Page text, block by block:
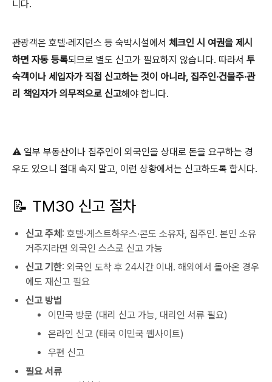
니다.
관광객은 호텔·레지던스 등 숙박시설에서 체크인 시 여권을 제시
하면 자동 등록되므로 별도 신고가 필요하지 않습니다. 따라서 투
숙객이나 세입자가 직접 신고하는 것이 아니라, 집주인·건물주·관
리 책임자가 의무적으로 신고해야 합니다.
⚠️ 일부 부동산이나 집주인이 외국인을 상대로 돈을 요구하는 경
우도 있으니 절대 속지 말고, 이런 상황에서는 신고하도록 합시다.
📝 TM30 신고 절차
신고 주체 : 호텔·게스트하우스·콘도 소유자, 집주인. 본인 소유
거주지라면 외국인 스스로 신고 가능
신고 기한: 외국인 도착 후 24시간 이내. 해외에서 돌아온 경우
에도 재신고 필요
신고 방법
이민국 방문 (대리 신고 가능, 대리인 서류 필요)
온라인 신고 (태국 이민국 웹사이트)
우편 신고
필요 서류